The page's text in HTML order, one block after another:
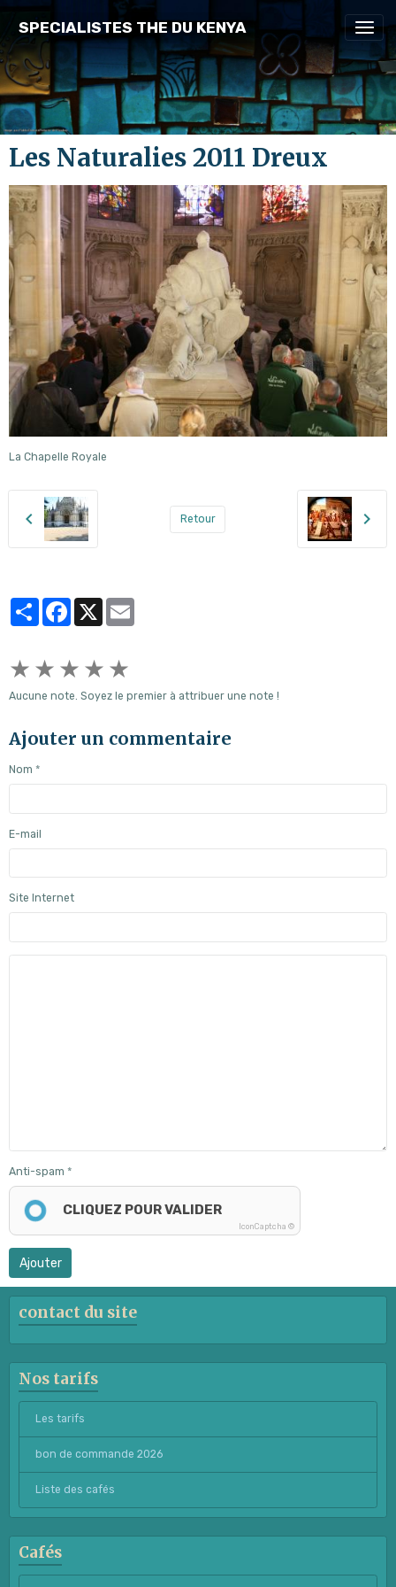
SPECIALISTES THE DU KENYA
Les Naturalies 2011 Dreux
La Chapelle Royale
Retour
PartagerFacebook
★ ★ ★ ★ ★
Aucune note. Soyez le premier à attribuer une note !
Ajouter un commentaire
Nom
E-mail
Site Internet
Anti-spam
CLIQUEZ POUR VALIDER
IconCaptcha ©
Ajouter
contact du site
Nos tarifs
Les tarifs
bon de commande 2026
Liste des cafés
Cafés